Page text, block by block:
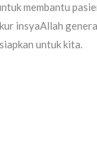
membantu
insyaAllah
untuk kita.